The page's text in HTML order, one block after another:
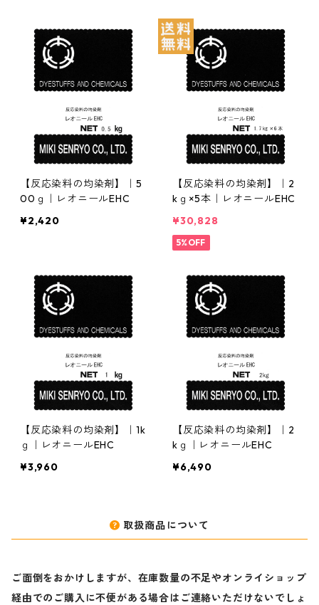
【反応染料の均染剤】｜5
00ｇ｜レオニールEHC
¥2,420
【反応染料の均染剤】｜2
kｇ×5本｜レオニールEHC
¥30,828
5%OFF
【反応染料の均染剤】｜1k
ｇ｜レオニールEHC
¥3,960
【反応染料の均染剤】｜2
kｇ｜レオニールEHC
¥6,490
取扱商品について
ご面倒をおかけしますが、在庫数量の不足やオンライショップ
経由でのご購入に不便がある場合はご連絡いただけないでしょ